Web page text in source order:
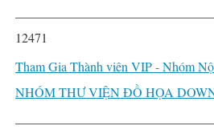
12471
Tham Gia Thành viên VIP - Nhóm
NHÓM THƯ VIỆN ĐỒ HỌA